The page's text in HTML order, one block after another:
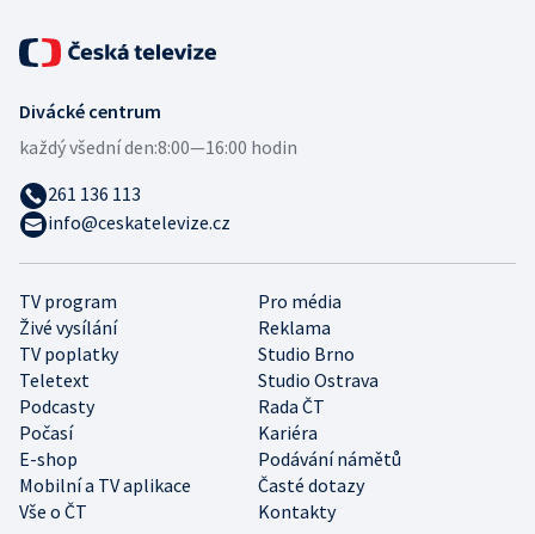
TV program
Pro média
Živé vysílání
Reklama
TV poplatky
Studio Brno
Teletext
Studio Ostrava
Podcasty
Rada ČT
Počasí
Kariéra
E-shop
Podávání námětů
Mobilní a TV aplikace
Časté dotazy
Vše o ČT
Kontakty
Divácké centrum
každý všední den:8:00—16:00 hodin
261 136 113
info@ceskatelevize.cz